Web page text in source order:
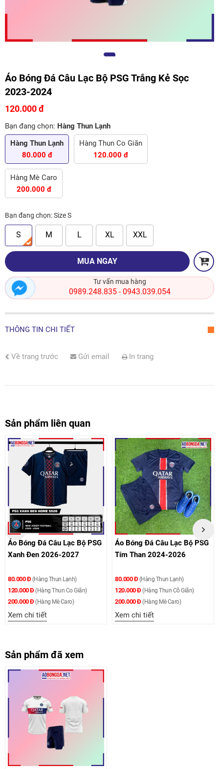
Áo Bóng Đá Câu Lạc Bộ PSG Trắng Kẻ Sọc
2023-2024
120.000 đ
Bạn đang chọn: Hàng Thun Lạnh
Hàng Thun Lạnh
80.000 đ
Hàng Thun Co Giãn
120.000 đ
Hàng Mè Caro
200.000 đ
Bạn đang chọn:Size S
S M L XL XXL
MUA NGAY
Tư vấn mua hàng
0989.248.835- 0943.039.054
THÔNG TIN CHI TIẾT
Về trang trước Gửi email In trang
Sản phẩm liên quan
Áo Bóng Đá Câu Lạc Bộ PSG
Xanh Đen 2026-2027
80.000 Đ (Hàng Thun Lạnh)
120.000 Đ (Hàng Thun Co Giãn)
200.000 Đ (Hàng Mè Caro)
Xem chi tiết
Áo Bóng Đá Câu Lạc Bộ PSG
Tím Than 2024-2026
80.000 Đ (Hàng Thun Lạnh)
120.000 Đ (Hàng Thun Cõ Giãn)
200.000 Đ (Hàng Mè Caro)
Xem chi tiết
Sản phẩm đã xem